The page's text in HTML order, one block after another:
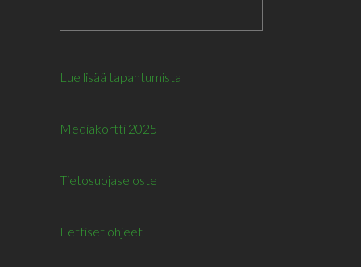
Lue lisää tapahtumista
Mediakortti 2025
Tietosuojaseloste
Eettiset ohjeet